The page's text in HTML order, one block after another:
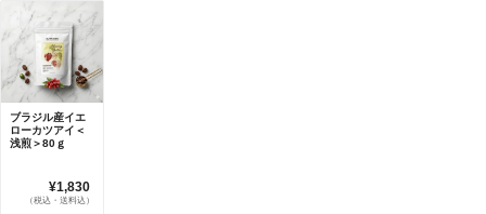
ブラジル産イエ
ローカツアイ＜
浅煎＞80ｇ
¥1,830
（税込・送料込）